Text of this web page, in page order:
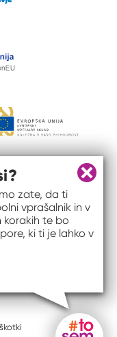
Zapri
zate, da ti
vprašalnik in v
korakih te bo
ki ti je lahko v